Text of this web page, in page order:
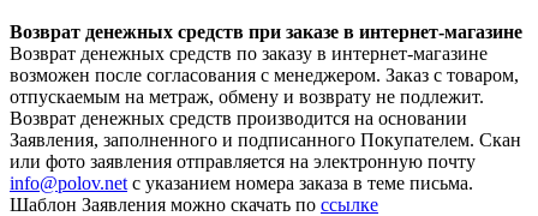
Возврат денежных средств при заказе в интернет-магазине
Возврат денежных средств по заказу в интернет-магазине
возможен после согласования с менеджером. Заказ с товаром,
отпускаемым на метраж, обмену и возврату не подлежит.
Возврат денежных средств производится на основании
Заявления, заполненного и подписанного Покупателем. Скан
или фото заявления отправляется на электронную почту
info@polov.net с указанием номера заказа в теме письма.
Шаблон Заявления можно скачать по ссылке